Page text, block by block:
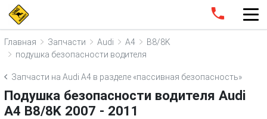
Главная Запчасти Audi A4
B8/8K
подушка безопасности водителя
Запчасти на Audi A4 в разделе «пассивная безопасность»
Подушка безопасности водителя Audi
A4 B8/8K 2007 - 2011